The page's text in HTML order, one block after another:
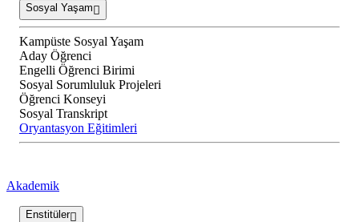
Sosyal Yaşam
Kampüste Sosyal Yaşam
Aday Öğrenci
Engelli Öğrenci Birimi
Sosyal Sorumluluk Projeleri
Öğrenci Konseyi
Sosyal Transkript
Oryantasyon Eğitimleri
Akademik
Enstitüler